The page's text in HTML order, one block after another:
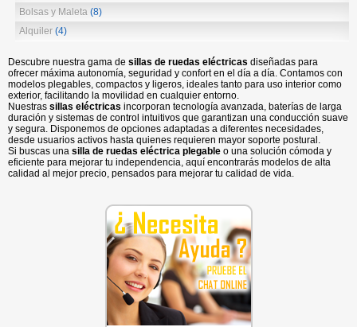
Bolsas y Maleta (8)
Alquiler (4)
Descubre nuestra gama de sillas de ruedas eléctricas diseñadas para
ofrecer máxima autonomía, seguridad y confort en el día a día. Contamos con
modelos plegables, compactos y ligeros, ideales tanto para uso interior como
exterior, facilitando la movilidad en cualquier entorno.
Nuestras sillas eléctricas incorporan tecnología avanzada, baterías de larga
duración y sistemas de control intuitivos que garantizan una conducción suave
y segura. Disponemos de opciones adaptadas a diferentes necesidades,
desde usuarios activos hasta quienes requieren mayor soporte postural.
Si buscas una silla de ruedas eléctrica plegable o una solución cómoda y
eficiente para mejorar tu independencia, aquí encontrarás modelos de alta
calidad al mejor precio, pensados para mejorar tu calidad de vida.